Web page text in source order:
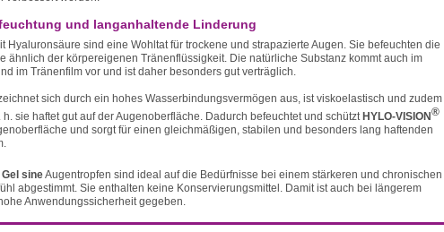
und langanhaltende Linderung
Hyaluronsäure sind eine Wohltat für trockene und strapazierte Augen. Sie befeuchten die
ähnlich der körpereigenen Tränenflüssigkeit. Die natürliche Substanz kommt auch im
im Tränenfilm vor und ist daher besonders gut verträglich.
sich durch ein hohes Wasserbindungsvermögen aus, ist viskoelastisch und zudem
h. sie haftet gut auf der Augenoberfläche. Dadurch befeuchtet und schützt HYLO-VISION®
und sorgt für einen gleichmäßigen, stabilen und besonders lang haftenden
sineAugentropfen sind ideal auf die Bedürfnisse bei einem stärkeren und chronischen
abgestimmt. Sie enthalten keine Konservierungsmittel. Damit ist auch bei längerem
Anwendungssicherheit gegeben.